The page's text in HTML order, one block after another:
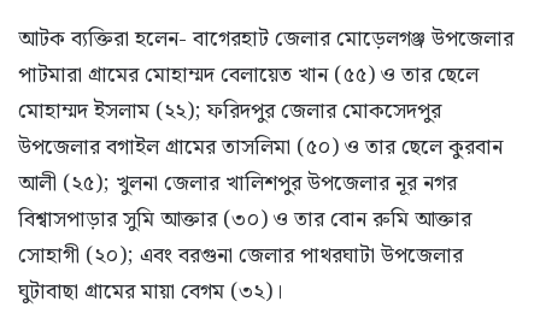
আটক ব্যক্তিরা হলেন- বাগেরহাট জেলার মোড়েলগঞ্জ উপজেলার
পাটমারা গ্রামের মোহাম্মদ বেলায়েত খান (৫৫) ও তার ছেলে
মোহাম্মদ ইসলাম (২২); ফরিদপুর জেলার মোকসেদপুর
উপজেলার বগাইল গ্রামের তাসলিমা (৫০) ও তার ছেলে কুরবান
আলী (২৫); খুলনা জেলার খালিশপুর উপজেলার নূর নগর
বিশ্বাসপাড়ার সুমি আক্তার (৩০) ও তার বোন রুমি আক্তার
সোহাগী (২০); এবং বরগুনা জেলার পাথরঘাটা উপজেলার
ঘুটাবাছা গ্রামের মায়া বেগম (৩২)।